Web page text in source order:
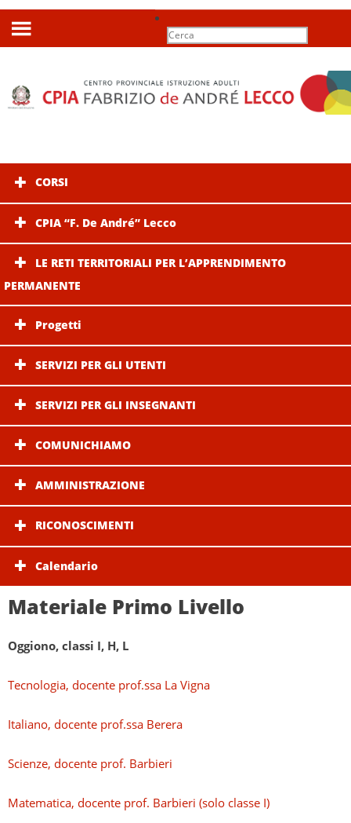
Search
for:
CORSI
CPIA “F. De André” Lecco
LE RETI TERRITORIALI PER L’APPRENDIMENTO
PERMANENTE
Progetti
SERVIZI PER GLI UTENTI
SERVIZI PER GLI INSEGNANTI
COMUNICHIAMO
AMMINISTRAZIONE
RICONOSCIMENTI
Calendario
Materiale Primo Livello
Oggiono, classi I, H, L
Tecnologia, docente prof.ssa La Vigna
Italiano, docente prof.ssa Berera
Scienze, docente prof. Barbieri
Matematica, docente prof. Barbieri (solo classe I)